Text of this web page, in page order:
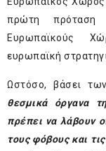
πρώτη πρόταση
Ευρωπαϊκούς
ευρωπαϊκή
Ωστόσο, βάσει
θεσμικά όργανα
πρέπει να λάβουν
τους φόβους και